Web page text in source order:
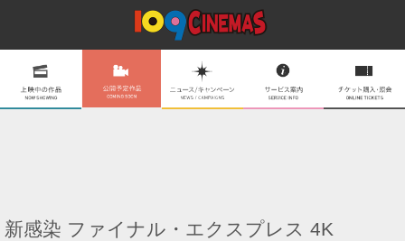
新感染 ファイナル・エクスプレス 4K